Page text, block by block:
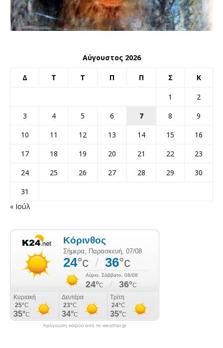
Αύγουστος 2026
Δ Τ Τ Π Π Σ Κ
1
2
3
4 5 6 7 8
9
10
11 12 13 14 15
16
17
18 19 20 21 22
23
24
25 26 27 28 29
30
31
« Ιούλ
πρόγνωση καιρού από το weather.gr